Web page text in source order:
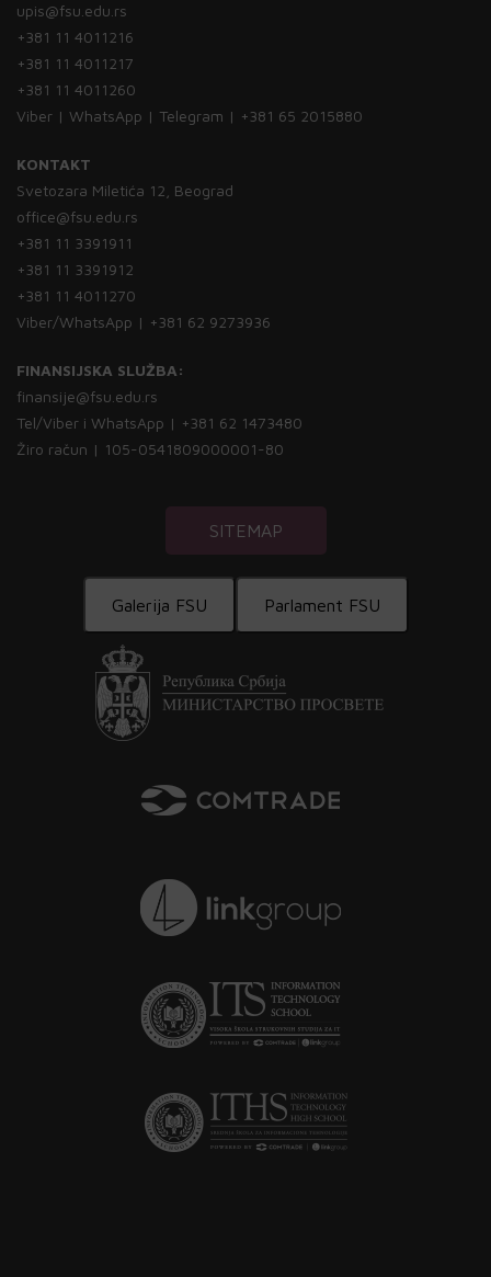
upis@fsu.edu.rs
+381 11 4011216
+381 11 4011217
+381 11 4011260
Viber | WhatsApp | Telegram | +381 65 2015880
KONTAKT
Svetozara Miletića 12, Beograd
office@fsu.edu.rs
+381 11 3391911
+381 11 3391912
+381 11 4011270
Viber/WhatsApp | +381 62 9273936
FINANSIJSKA SLUŽBA:
finansije@fsu.edu.rs
Tel/Viber i WhatsApp | +381 62 1473480
Žiro račun | 105-0541809000001-80
SITEMAP
Galerija FSU Parlament FSU